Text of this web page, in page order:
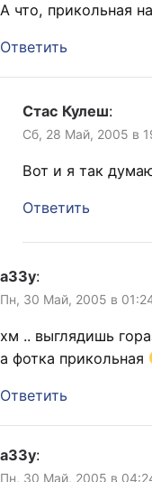
А что, прикольная
Ответить
Стас Кулеш:
Сб, 28 Май, 2005 в
Вот и я так
Ответить
a33y:
Пн, 30 Май, 2005 в
хм .. выглядишь
а фотка прикольная
Ответить
a33y:
Пн, 30 Май, 2005 в